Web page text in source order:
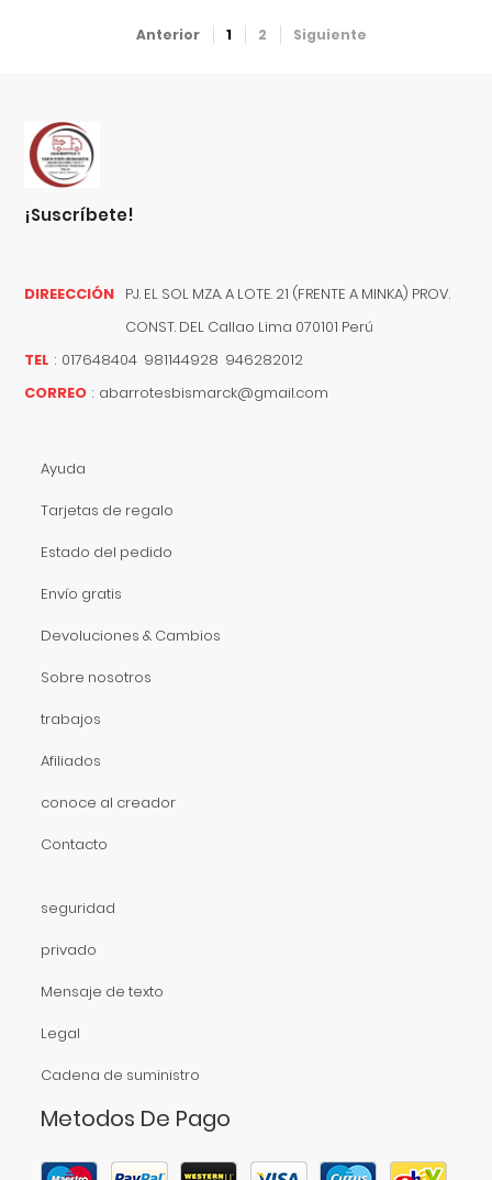
Anterior 1 2 Siguiente
¡suscríbete!
DIREECCIÓN PJ. EL SOL MZA. A LOTE. 21 (FRENTE A MINKA) PROV.
CONST. DEL Callao Lima 070101 Perú
TEL : 017648404 981144928 946282012
CORREO : abarrotesbismarck@gmail.com
Ayuda
Tarjetas de regalo
Estado del pedido
Envío gratis
Devoluciones & Cambios
Sobre nosotros
trabajos
Afiliados
conoce al creador
Contacto
seguridad
privado
Mensaje de texto
Legal
Cadena de suministro
Metodos De Pago